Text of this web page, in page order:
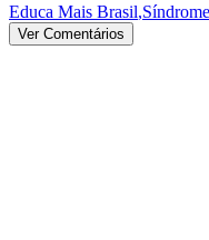
Educa Mais Brasil,
Ver Comentários